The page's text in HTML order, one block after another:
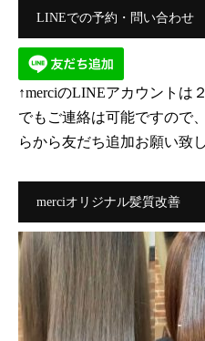
LINEでの予約・問い合わせ
↑merciのLINEアカウントは
でもご連絡は可能ですので
らから友だち追加お願い致
merciオリジナル髪質改善